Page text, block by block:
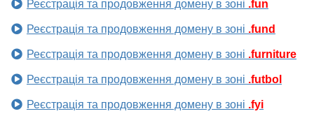
Реєстрація та продовження домену в зоні .fun
Реєстрація та продовження домену в зоні .fund
Реєстрація та продовження домену в зоні .furniture
Реєстрація та продовження домену в зоні .futbol
Реєстрація та продовження домену в зоні .fyi